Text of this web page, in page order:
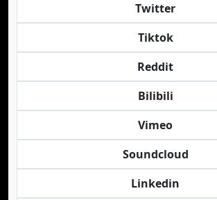
Twitter
Tiktok
Reddit
Bilibili
Vimeo
Soundcloud
Linkedin